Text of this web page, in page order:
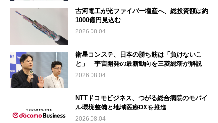
古河電工が光ファイバー増産へ、総投資額は約
1000億円見込む
2026.08.04
衛星コンステ、日本の勝ち筋は「負けないこ
と」 宇宙開発の最新動向を三菱総研が解説
2026.08.04
NTTドコモビジネス、つがる総合病院のモバイ
ル環境整備と地域医療DXを推進
2026.08.04